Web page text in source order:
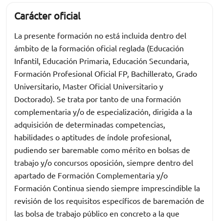
Carácter oficial
La presente formación no está incluida dentro del
ámbito de la formación oficial reglada (Educación
Infantil, Educación Primaria, Educación Secundaria,
Formación Profesional Oficial FP, Bachillerato, Grado
Universitario, Master Oficial Universitario y
Doctorado). Se trata por tanto de una formación
complementaria y/o de especialización, dirigida a la
adquisición de determinadas competencias,
habilidades o aptitudes de índole profesional,
pudiendo ser baremable como mérito en bolsas de
trabajo y/o concursos oposición, siempre dentro del
apartado de Formación Complementaria y/o
Formación Continua siendo siempre imprescindible la
revisión de los requisitos específicos de baremación de
las bolsa de trabajo público en concreto a la que